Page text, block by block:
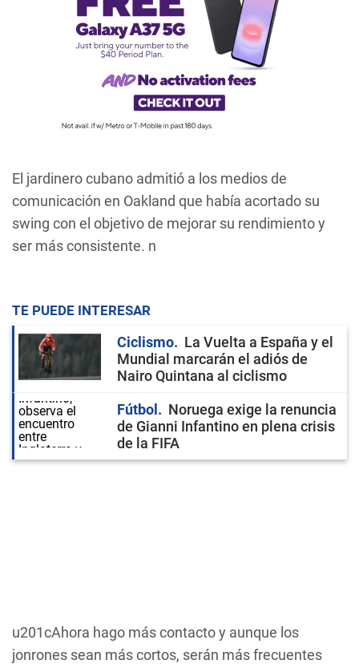
El jardinero cubano admitió a los medios de
comunicación en Oakland que había acortado su
swing con el objetivo de mejorar su rendimiento y
ser más consistente. n
TE PUEDE INTERESAR
Ciclismo
La Vuelta a España y el
Mundial marcarán el adiós de
Nairo Quintana al ciclismo
Fútbol
Noruega exige la renuncia
de Gianni Infantino en plena crisis
de la FIFA
u201cAhora hago más contacto y aunque los
jonrones sean más cortos, serán más frecuentes